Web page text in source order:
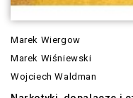
Marek Wiergow
Marek Wiśniewski
Wojciech Waldman